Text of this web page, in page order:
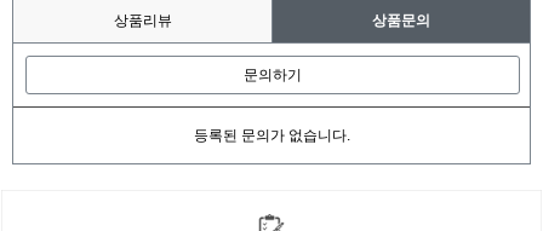
상품리뷰 상품문의
문의하기
등록된 문의가 없습니다.